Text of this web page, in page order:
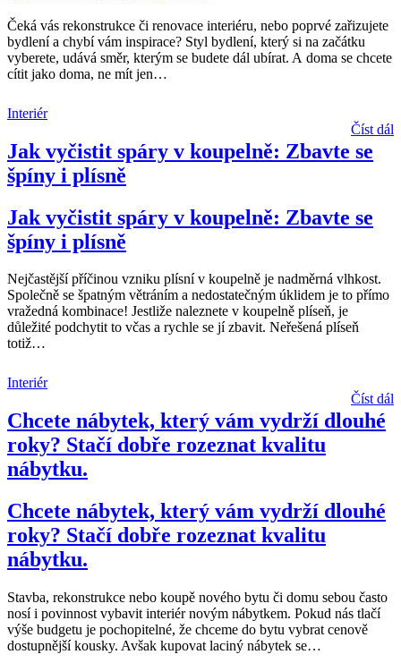
Čeká vás rekonstrukce či renovace interiéru, nebo poprvé zařizujete
bydlení a chybí vám inspirace? Styl bydlení, který si na začátku
vyberete, udává směr, kterým se budete dál ubírat. A doma se chcete
cítit jako doma, ne mít jen…
Interiér
Číst dál
Jak vyčistit spáry v koupelně: Zbavte se
špíny i plísně
Jak vyčistit spáry v koupelně: Zbavte se
špíny i plísně
Nejčastější příčinou vzniku plísní v koupelně je nadměrná vlhkost.
Společně se špatným větráním a nedostatečným úklidem je to přímo
vražedná kombinace! Jestliže naleznete v koupelně plíseň, je
důležité podchytit to včas a rychle se jí zbavit. Neřešená plíseň
totiž…
Interiér
Číst dál
Chcete nábytek, který vám vydrží dlouhé
roky? Stačí dobře rozeznat kvalitu
nábytku.
Chcete nábytek, který vám vydrží dlouhé
roky? Stačí dobře rozeznat kvalitu
nábytku.
Stavba, rekonstrukce nebo koupě nového bytu či domu sebou často
nosí i povinnost vybavit interiér novým nábytkem. Pokud nás tlačí
výše budgetu je pochopitelné, že chceme do bytu vybrat cenově
dostupnější kousky. Avšak kupovat laciný nábytek se…